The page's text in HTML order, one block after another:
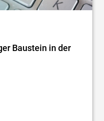
Baustein in der